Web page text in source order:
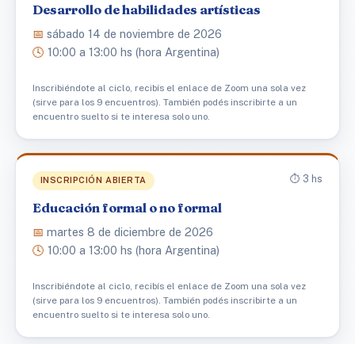
Desarrollo de habilidades artísticas
📅 sábado 14 de noviembre de 2026
🕓 10:00 a 13:00 hs (hora Argentina)
Inscribiéndote al ciclo, recibís el enlace de Zoom una sola vez
(sirve para los 9 encuentros). También podés inscribirte a un
encuentro suelto si te interesa solo uno.
INSCRIPCIÓN ABIERTA ⏱️ 3 hs
Educación formal o no formal
📅 martes 8 de diciembre de 2026
🕓 10:00 a 13:00 hs (hora Argentina)
Inscribiéndote al ciclo, recibís el enlace de Zoom una sola vez
(sirve para los 9 encuentros). También podés inscribirte a un
encuentro suelto si te interesa solo uno.